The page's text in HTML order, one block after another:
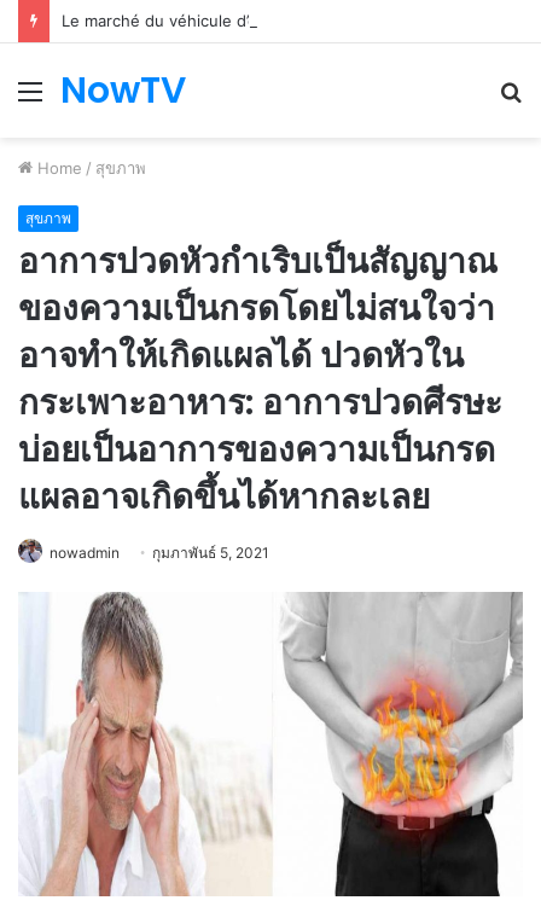
Le marché du véhicule d’occasion en plein essor
Menu
NowTV
Home / สุขภาพ
สุขภาพ
อาการปวดหัวกำเริบเป็นสัญญาณ
ของความเป็นกรดโดยไม่สนใจว่า
อาจทำให้เกิดแผลได้ ปวดหัวใน
กระเพาะอาหาร: อาการปวดศีรษะ
บ่อยเป็นอาการของความเป็นกรด
แผลอาจเกิดขึ้นได้หากละเลย
nowadmin กุมภาพันธ์ 5, 2021